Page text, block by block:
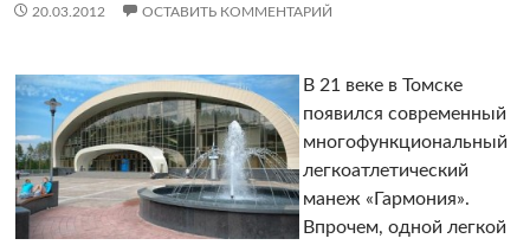
20.03.2012 ОСТАВИТЬ КОММЕНТАРИЙ
В 21 веке в Томске
появился современный
многофункциональный
легкоатлетический
манеж «Гармония».
Впрочем, одной легкой